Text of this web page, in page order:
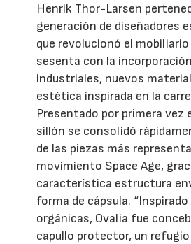
Henrik Thor-Larsen
generación de diseñadores
que revolucionó el
sesenta con la
industriales, nuevos
estética inspirada en la
Presentado por primera vez
sillón se consolidó
de las piezas más
movimiento Space Age,
característica estructura
forma de cápsula.
orgánicas, Ovalia fue
capullo protector, un refugio